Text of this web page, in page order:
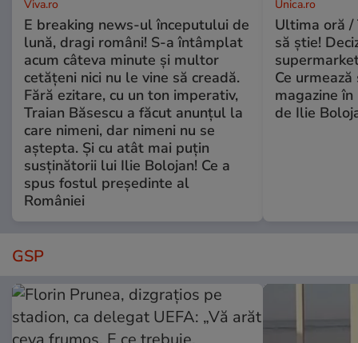
Viva.ro
E breaking news-ul începutului de
lună, dragi români! S-a întâmplat
acum câteva minute și multor
cetățeni nici nu le vine să creadă.
Fără ezitare, cu un ton imperativ,
Traian Băsescu a făcut anunțul la
care nimeni, dar nimeni nu se
aștepta. Și cu atât mai puțin
susținătorii lui Ilie Bolojan! Ce a
spus fostul președinte al
României
Unica.ro
Ultima oră /
să știe!
Ce
magazine
de Ilie
GSP